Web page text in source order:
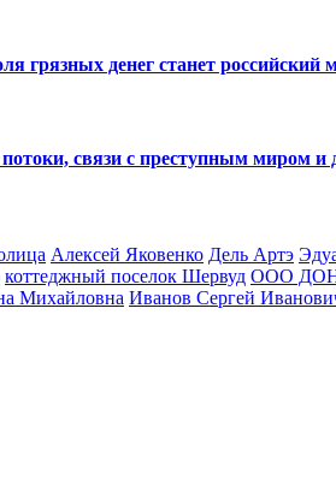
грязных денег станет
связи с преступным миром и
Алексей Яковенко Дель Артэ
коттеджный поселок Шервуд ООО
Михайловна Иванов Сергей